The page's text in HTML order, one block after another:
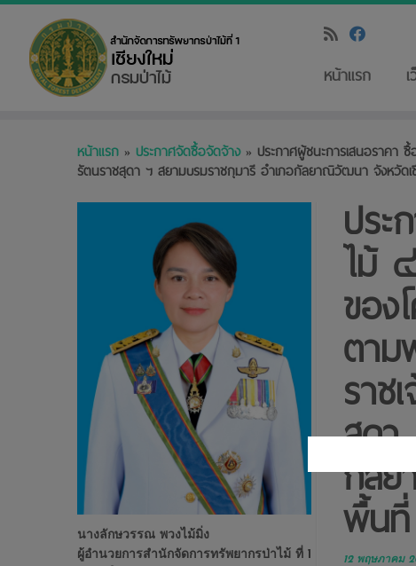
หน้าแรก
หน้าแรก » ประกาศจัดซื้อจัดจ้าง » ประกาศผู้ชนะการเสนอราคา
รัตนราชสุดา ฯ สยามบรมราชกุมารี อำเภอกัลยาณิวัฒนา จังหวัดเ
นางลักษวรรณ พวงไม้มิ่ง
ผู้อำนวยการสำนักจัดการทรัพยากรป่าไม้ ที่ 1
ประ
ไม้
ของ
ตาม
ราช
สุดา
กัลย
พื้นที่
12 พฤษภาคม